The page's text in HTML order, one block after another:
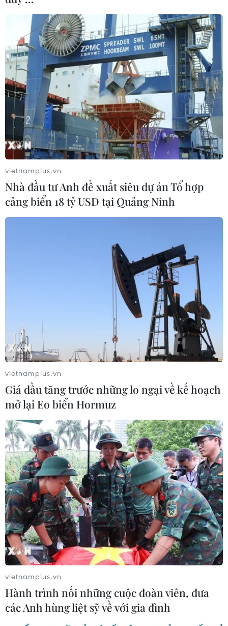
vietnamplus.vn
Nhà đầu tư Anh đề xuất siêu dự án Tổ hợp
cảng biển 18 tỷ USD tại Quảng Ninh
vietnamplus.vn
Giá dầu tăng trước những lo ngại về kế hoạch
mở lại Eo biển Hormuz
vietnamplus.vn
Hành trình nối những cuộc đoàn viên, đưa
các Anh hùng liệt sỹ về với gia đình